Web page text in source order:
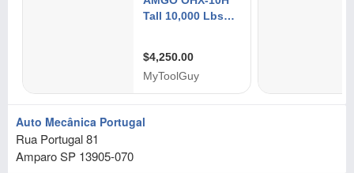
Auto Mecânica Portugal
Rua Portugal 81
AmparoSP 13905-070